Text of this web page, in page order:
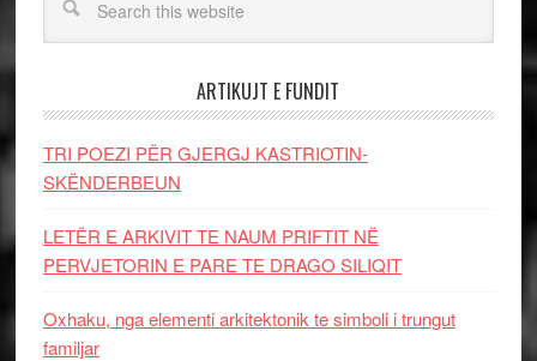
ARTIKUJT E FUNDIT
TRI POEZI PËR GJERGJ KASTRIOTIN-
SKËNDERBEUN
LETËR E ARKIVIT TE NAUM PRIFTIT NË
PERVJETORIN E PARE TE DRAGO SILIQIT
Oxhaku, nga elementi arkitektonik te simboli i trungut
familjar